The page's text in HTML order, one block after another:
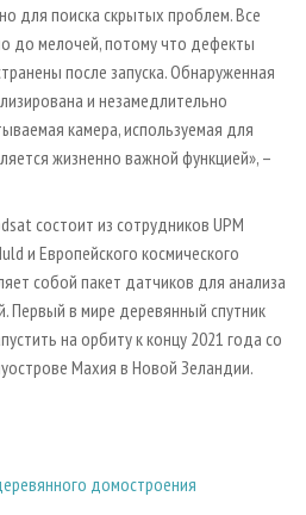
для поиска скрытых проблем. Все
до мелочей, потому что дефекты
после запуска. Обнаруженная
и незамедлительно
камера, используемая для
жизненно важной функцией», –
состоит из сотрудников UPM
и Европейского космического
собой пакет датчиков для анализа
Первый в мире деревянный спутник
на орбиту к концу 2021 года со
Махия в Новой Зеландии.
домостроения